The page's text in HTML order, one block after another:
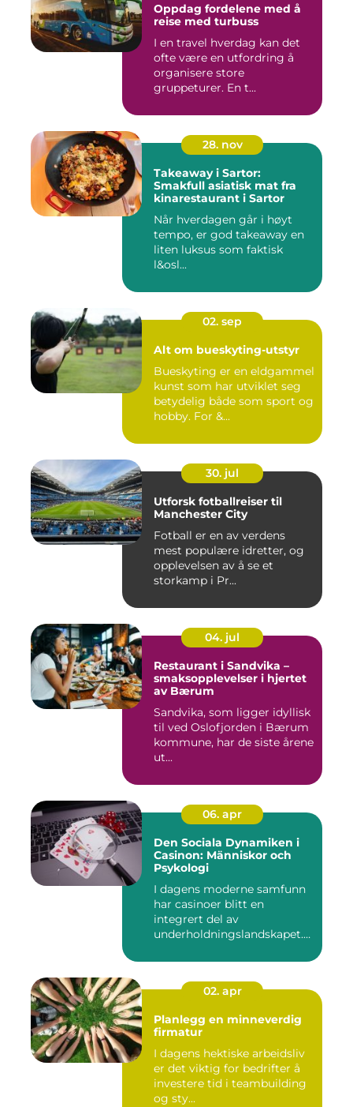
Oppdag fordelene med å
reise med turbuss
I en travel hverdag kan det
ofte være en utfordring å
organisere store
gruppeturer. En t...
28. nov
Takeaway i Sartor:
Smakfull asiatisk mat fra
kinarestaurant i Sartor
Når hverdagen går i høyt
tempo, er god takeaway en
liten luksus som faktisk
l&osl...
02. sep
Alt om bueskyting-utstyr
Bueskyting er en eldgammel
kunst som har utviklet seg
betydelig både som sport og
hobby. For &...
30. jul
Utforsk fotballreiser til
Manchester City
Fotball er en av verdens
mest populære idretter, og
opplevelsen av å se et
storkamp i Pr...
04. jul
Restaurant i Sandvika –
smaksopplevelser i hjertet
av Bærum
Sandvika, som ligger idyllisk
til ved Oslofjorden i Bærum
kommune, har de siste årene
ut...
06. apr
Den Sociala Dynamiken i
Casinon: Människor och
Psykologi
I dagens moderne samfunn
har casinoer blitt en
integrert del av
underholdningslandskapet.
02. apr
Planlegg en minneverdig
firmatur
I dagens hektiske arbeidsliv
er det viktig for bedrifter å
investere tid i teambuilding
og sty...